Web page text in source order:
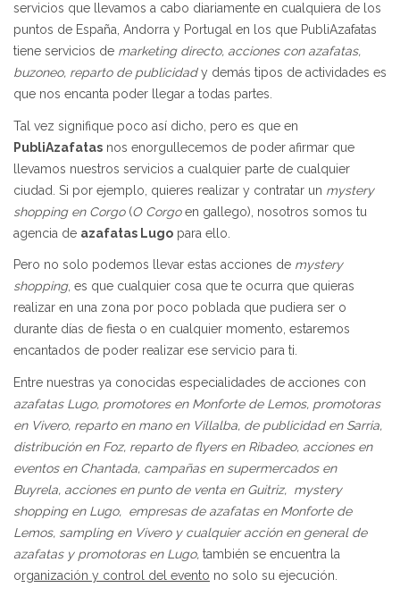
servicios que llevamos a cabo diariamente en cualquiera de los
puntos de España, Andorra y Portugal en los que PubliAzafatas
tiene servicios de marketing directo, acciones con azafatas,
buzoneo, reparto de publicidady demás tipos de actividades es
que nos encanta poder llegar a todas partes.
Tal vez signifique poco así dicho, pero es que en
PubliAzafatas nos enorgullecemos de poder afirmar que
llevamos nuestros servicios a cualquier parte de cualquier
ciudad. Si por ejemplo, quieres realizar y contratar un mystery
shopping en Corgo (O Corgoen gallego), nosotros somos tu
agencia de azafatas Lugo para ello.
Pero no solo podemos llevar estas acciones de mystery
shopping, es que cualquier cosa que te ocurra que quieras
realizar en una zona por poco poblada que pudiera ser o
durante días de fiesta o en cualquier momento, estaremos
encantados de poder realizar ese servicio para ti.
Entre nuestras ya conocidas especialidades de acciones con
azafatas Lugo, promotores en Monforte de Lemos, promotoras
en Vivero, reparto en mano en Villalba, de publicidad en Sarria,
distribución en Foz, reparto de flyers en Ribadeo, acciones en
eventos en Chantada, campañas en supermercados en
Buyrela, acciones en punto de venta en Guitriz, mystery
shopping en Lugo, empresas de azafatas en Monforte de
Lemos, sampling en Vivero y cualquier acción en general de
azafatas y promotoras en Lugo, también se encuentra la
organización y control del evento no solo su ejecución.